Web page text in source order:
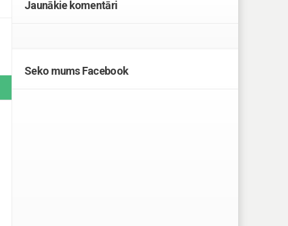
Jaunākie komentāri
Seko mums Facebook